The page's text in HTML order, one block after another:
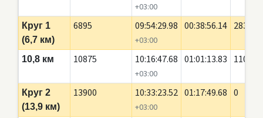
+03:00
Круг 1
(6,7 км)
6895 09:54:29.98
+03:00
00:38:56.14 2835
10,8 км 10875 10:16:47.68
+03:00
01:01:13.83 110
Круг 2
(13,9 км)
13900 10:33:23.52
+03:00
01:17:49.68 0